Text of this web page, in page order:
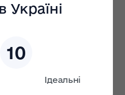
Антикорупційний
портал
16 Закону України «Про